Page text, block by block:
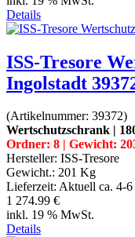
Details
ISS-Tresore
Ingolstadt
(Artikelnummer: 39372)
Wertschutzschrank |
Ordner: 8 | Gewicht:
Hersteller: ISS-Tresore
Gewicht.: 201 Kg
Lieferzeit: Aktuell ca. 4-6
1 274.99 €
inkl. 19 % MwSt.
Details